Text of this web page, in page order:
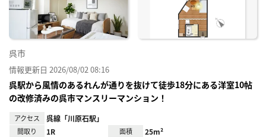
呉市
情報更新日 2026/08/02 08:16
呉駅から風情のあるれんが通りを抜けて徒歩18分にある洋室10帖
の改修済みの呉市マンスリーマンション！
アクセス 呉線「川原石駅」
間取り 1R 面積 25m²